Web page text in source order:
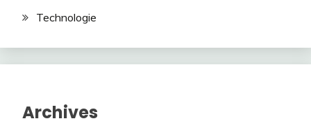
Technologie
Archives